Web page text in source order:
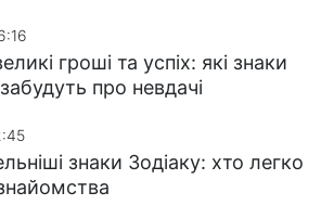
гроші та успіх: які знаки
про невдачі
знаки Зодіаку: хто легко